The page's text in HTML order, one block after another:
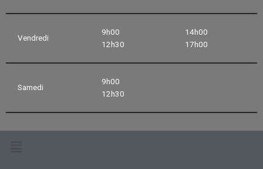
Vendredi
9h00
12h30
14h00
17h00
Samedi
9h00
12h30